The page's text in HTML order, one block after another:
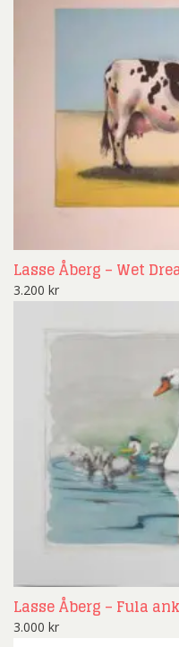
Lasse Åberg – Wet
3.200 kr
Lasse Åberg – Fula
3.000 kr